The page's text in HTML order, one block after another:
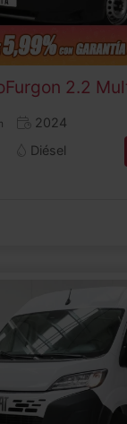
2024
Diésel